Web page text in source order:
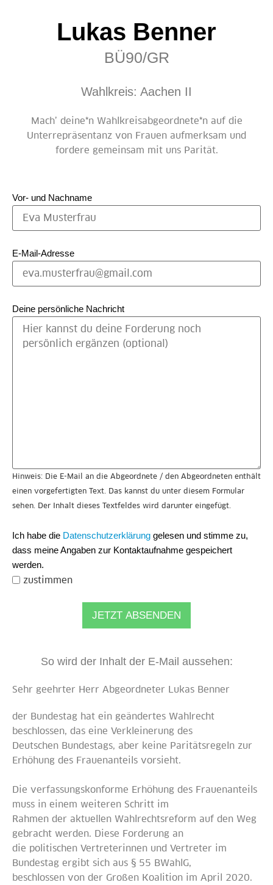
Lukas Benner
BÜ90/GR
Wahlkreis: Aachen II
Mach’ deine*n Wahlkreisabgeordnete*n auf die
Unterrepräsentanz von Frauen aufmerksam und
fordere gemeinsam mit uns Parität.
Vor- und Nachname
E-Mail-Adresse
Deine persönliche Nachricht
Hinweis: Die E-Mail an die Abgeordnete / den Abgeordneten enthält
einen vorgefertigten Text. Das kannst du unter diesem Formular
sehen. Der Inhalt dieses Textfeldes wird darunter eingefügt.
Ich habe die Datenschutzerklärung gelesen und stimme zu,
dass meine Angaben zur Kontaktaufnahme gespeichert
werden.
zustimmen
JETZT ABSENDEN
So wird der Inhalt der E-Mail aussehen:
Sehr geehrter Herr Abgeordneter Lukas Benner
der Bundestag hat ein geändertes Wahlrecht
beschlossen, das eine Verkleinerung des
Deutschen Bundestags, aber keine Paritätsregeln zur
Erhöhung des Frauenanteils vorsieht.
Die verfassungskonforme Erhöhung des Frauenanteils
muss in einem weiteren Schritt im
Rahmen der aktuellen Wahlrechtsreform auf den Weg
gebracht werden. Diese Forderung an
die politischen Vertreterinnen und Vertreter im
Bundestag ergibt sich aus § 55 BWahlG,
beschlossen von der Großen Koalition im April 2020.